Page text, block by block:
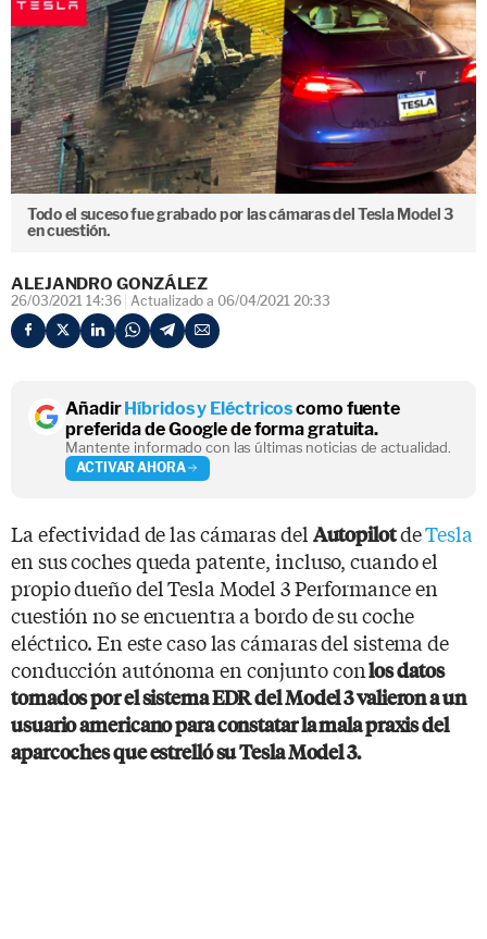
Todo el suceso fue grabado por las cámaras del Tesla Model 3
en cuestión.
ALEJANDRO GONZÁLEZ
26/03/2021 14:36 Actualizado a 06/04/2021 20:33
AñadirHíbridos y Eléctricoscomo fuente
preferida de Google de forma gratuita.
Mantente informado con las últimas noticias de actualidad.
ACTIVAR AHORA
La efectividad de las cámaras del AutopilotdeTesla
en sus coches queda patente, incluso, cuando el
propio dueño del Tesla Model 3 Performance en
cuestión no se encuentra a bordo de su coche
eléctrico. En este caso las cámaras del sistema de
conducción autónoma en conjunto conlos datos
tomados por el sistema EDR del Model 3 valieron a un
usuario americano para constatar la mala praxis del
aparcoches que estrelló su Tesla Model 3.